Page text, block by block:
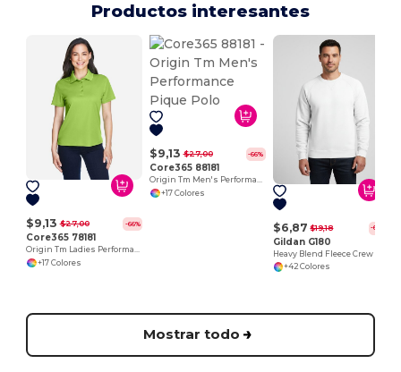
Productos interesantes
$9,13 $27,00 -66%
Core365 78181
Origin Tm Ladies Performance Pique Polo
+17 Colores
$9,13 $27,00 -66%
Core365 88181
Origin Tm Men's Performance Pique Polo
+17 Colores
$6,87 $19,18 -64%
Gildan G180
Heavy Blend Fleece Crew
+42 Colores
Mostrar todo